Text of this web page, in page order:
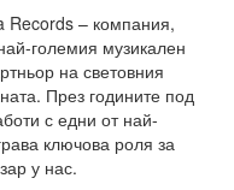
Records – компания,
големия музикален
на световния
През годините под
с едни от най-
ключова роля за
у нас.